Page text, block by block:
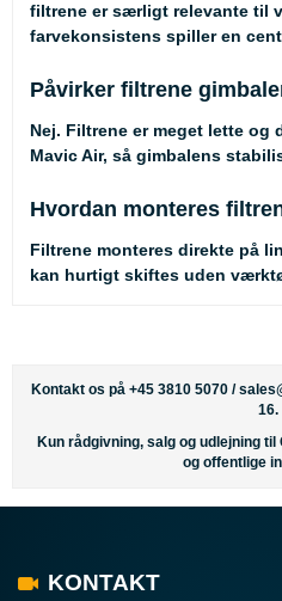
filtrene er særligt relevante til
farvekonsistens spiller en
Påvirker filtrene
Nej. Filtrene er meget lette og
Mavic Air, så gimbalens
Hvordan monteres
Filtrene monteres direkte på
kan hurtigt skiftes uden
Kontakt os på +45 3810 5070 /
16.
Kun rådgivning, salg og udlejning
og offentlige
KONTAKT